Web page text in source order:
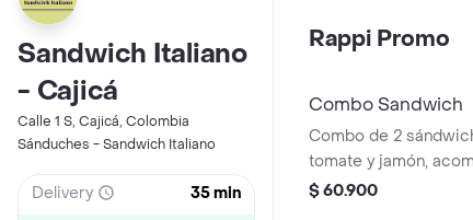
Sandwich Italiano
- Cajicá
Calle 1 S, Cajicá, Colombia
Sánduches - Sandwich Italiano
Delivery 35 min
Rappi Promo
Combo Sandwich
Combo de 2
tomate y jamón,
bolsas de papas
$ 60.900